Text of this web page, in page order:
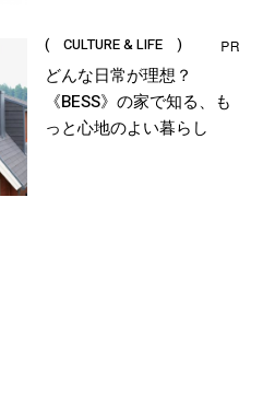
( CULTURE & LIFE )
どんな日常が理想？
《BESS》の家で知る、も
っと心地のよい暮らし